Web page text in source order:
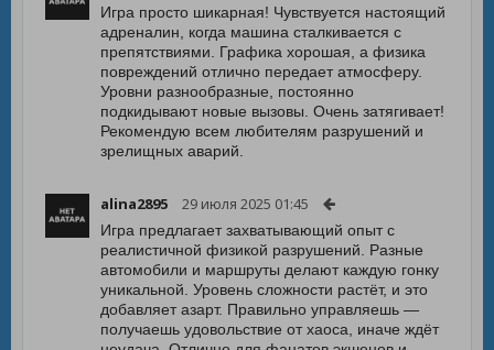
Игра просто шикарная! Чувствуется настоящий
адреналин, когда машина сталкивается с
препятствиями. Графика хорошая, а физика
повреждений отлично передает атмосферу.
Уровни разнообразные, постоянно
подкидывают новые вызовы. Очень затягивает!
Рекомендую всем любителям разрушений и
зрелищных аварий.
alina2895 29 июля 2025 01:45
Игра предлагает захватывающий опыт с
реалистичной физикой разрушений. Разные
автомобили и маршруты делают каждую гонку
уникальной. Уровень сложности растёт, и это
добавляет азарт. Правильно управляешь —
получаешь удовольствие от хаоса, иначе ждёт